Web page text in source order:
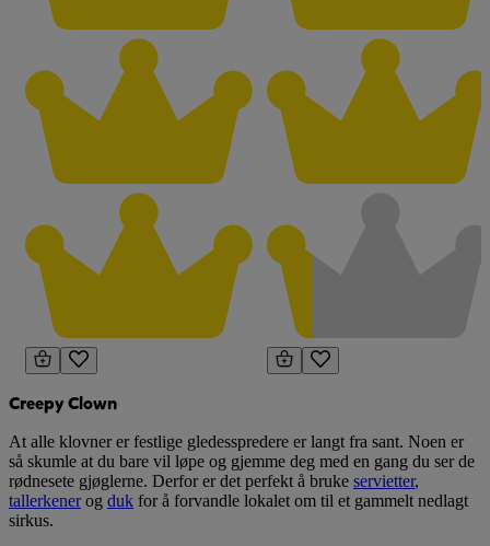
Creepy Clown
At alle klovner er festlige gledesspredere er langt fra sant. Noen er
så skumle at du bare vil løpe og gjemme deg med en gang du ser de
rødnesete gjøglerne. Derfor er det perfekt å bruke servietter,
tallerkenerog duk for å forvandle lokalet om til et gammelt nedlagt
sirkus.